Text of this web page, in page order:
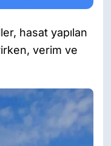
hasat yapılan
verim ve